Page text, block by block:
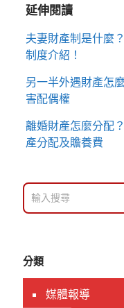
延伸閱讀
夫妻財產制是什麼
制度介紹！
另一半外遇財產怎
害配偶權
離婚財產怎麼分配
產分配及贍養費
分類
媒體報導